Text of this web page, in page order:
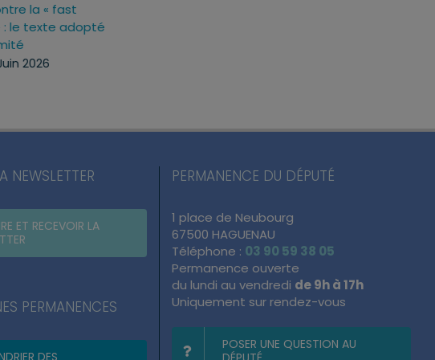
Sécuriser l’usage des
armes pour mieux
protéger ceux qui nous
protègent
NEWSLETTER
ET RECEVOIR LA
PERMANENCES
DES
PERMANENCE DU DÉPUTÉ
1 place de Neubourg
67500 HAGUENAU
Téléphone : 03 90 59 38 05
Permanence ouverte
du lundi au vendredi de 9h à 17h
Uniquement sur rendez-vous
POSER UNE QUESTION AU